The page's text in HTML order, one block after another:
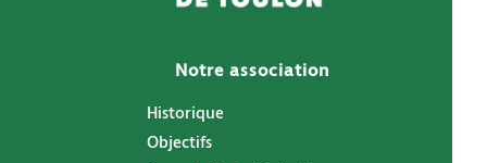
Notre association
Historique
Objectifs